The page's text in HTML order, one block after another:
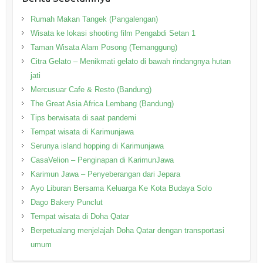
Rumah Makan Tangek (Pangalengan)
Wisata ke lokasi shooting film Pengabdi Setan 1
Taman Wisata Alam Posong (Temanggung)
Citra Gelato – Menikmati gelato di bawah rindangnya hutan
jati
Mercusuar Cafe & Resto (Bandung)
The Great Asia Africa Lembang (Bandung)
Tips berwisata di saat pandemi
Tempat wisata di Karimunjawa
Serunya island hopping di Karimunjawa
CasaVelion – Penginapan di KarimunJawa
Karimun Jawa – Penyeberangan dari Jepara
Ayo Liburan Bersama Keluarga Ke Kota Budaya Solo
Dago Bakery Punclut
Tempat wisata di Doha Qatar
Berpetualang menjelajah Doha Qatar dengan transportasi
umum